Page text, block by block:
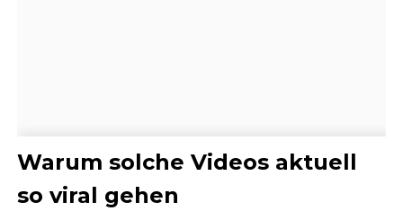
Warum solche Videos aktuell
so viral gehen